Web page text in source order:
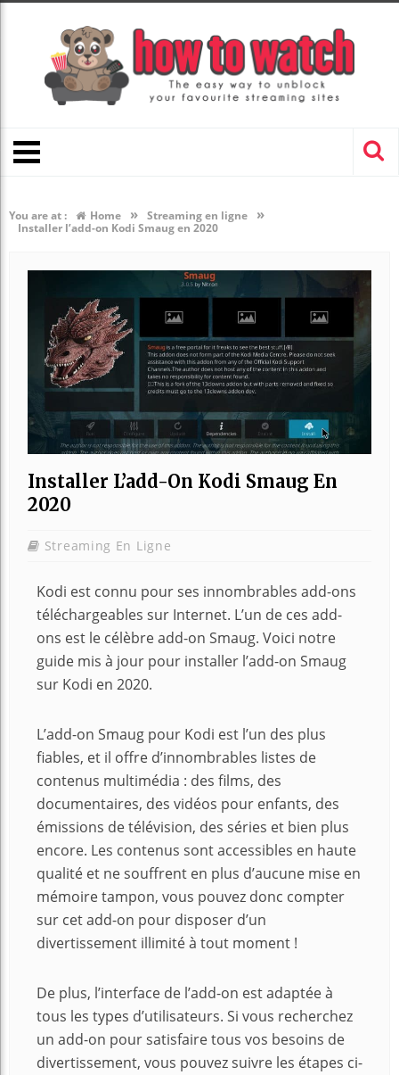
You are at : Home » Streaming en ligne »
Installer l’add-on Kodi Smaug en 2020
Installer L’add-On Kodi Smaug En
2020
Streaming En Ligne
Kodi est connu pour ses innombrables add-ons
téléchargeables sur Internet. L’un de ces add-
ons est le célèbre add-on Smaug. Voici notre
guide mis à jour pour installer l’add-on Smaug
sur Kodi en 2020.
L’add-on Smaug pour Kodi est l’un des plus
fiables, et il offre d’innombrables listes de
contenus multimédia : des films, des
documentaires, des vidéos pour enfants, des
émissions de télévision, des séries et bien plus
encore. Les contenus sont accessibles en haute
qualité et ne souffrent en plus d’aucune mise en
mémoire tampon, vous pouvez donc compter
sur cet add-on pour disposer d’un
divertissement illimité à tout moment !
De plus, l’interface de l’add-on est adaptée à
tous les types d’utilisateurs. Si vous recherchez
un add-on pour satisfaire tous vos besoins de
divertissement, vous pouvez suivre les étapes ci-